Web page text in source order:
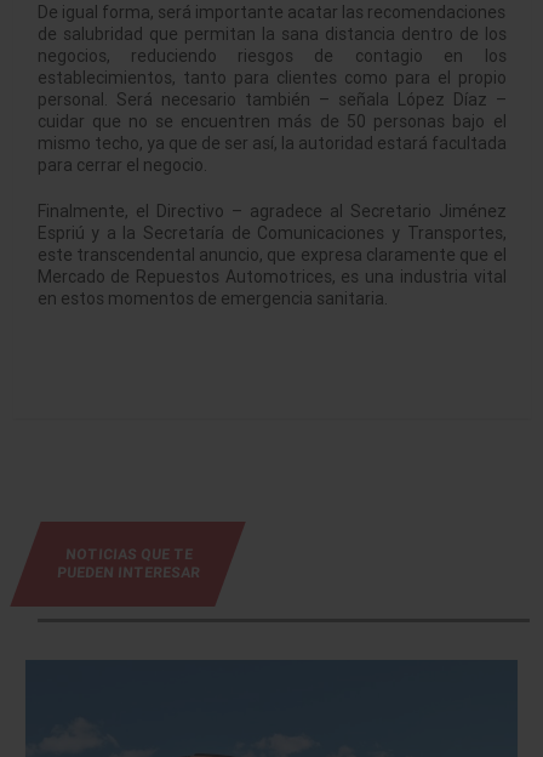
De igual forma, será importante acatar las recomendaciones
de salubridad que permitan la sana distancia dentro de los
negocios, reduciendo riesgos de contagio en los
establecimientos, tanto para clientes como para el propio
personal. Será necesario también – señala López Díaz –
cuidar que no se encuentren más de 50 personas bajo el
mismo techo, ya que de ser así, la autoridad estará facultada
para cerrar el negocio.
Finalmente, el Directivo – agradece al Secretario Jiménez
Espriú y a la Secretaría de Comunicaciones y Transportes,
este transcendental anuncio, que expresa claramente que el
Mercado de Repuestos Automotrices, es una industria vital
en estos momentos de emergencia sanitaria.
NOTICIAS QUE TE
PUEDEN INTERESAR